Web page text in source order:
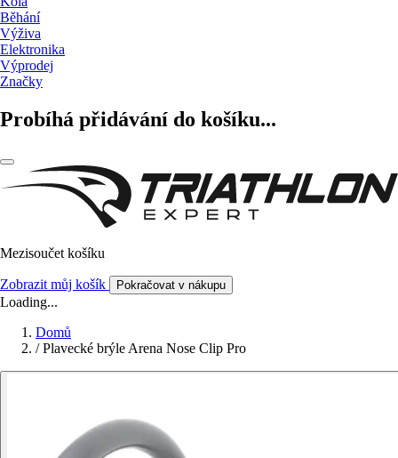
Běhání
Výživa
Elektronika
Výprodej
Značky
Probíhá přidávání do košíku...
Mezisoučet košíku
Zobrazit můj košík Pokračovat v nákupu
Loading...
Domů
/ Plavecké brýle Arena Nose Clip Pro